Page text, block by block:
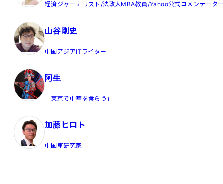
経済ジャーナリスト/法政大MBA教員/Yahoo公式コメンテータ
山谷剛史
中国アジアITライター
阿生
「東京で中華を食らう」
加藤ヒロト
中国車研究家